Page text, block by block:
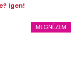
Igen!
MEGNÉZEM